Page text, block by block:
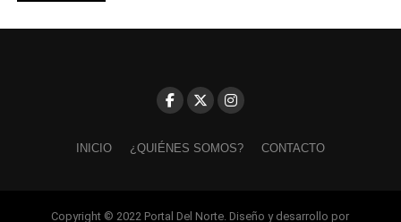
INICIO ¿QUIÉNES SOMOS? CONTACTO
Copyright © 2022 Portal Del Norte. Diseño y desarrollo por